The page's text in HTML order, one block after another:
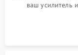
ваш усилитель